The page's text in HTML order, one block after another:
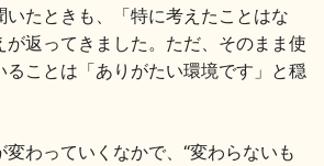
地酒蔵元会利酒会
いたときも、「特に考えたことはな
が返ってきました。ただ、そのまま使
ることは「ありがたい環境です」と穏
わっていくなかで、“変わらないも